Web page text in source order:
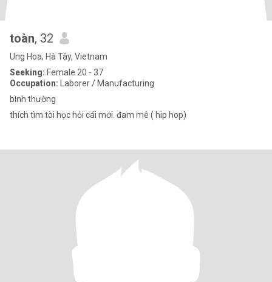
toàn, 32
Ung Hoa, Hà Tây, Vietnam
Seeking: Female 20 - 37
Occupation: Laborer / Manufacturing
bình thường
thích tìm tòi học hỏi cái mới. đam mê ( hip hop)